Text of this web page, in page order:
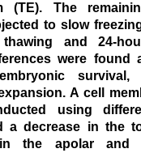
(TE). The
to slow
and 24-
were found
survival,
A cell
using
a decrease in the
the apolar and